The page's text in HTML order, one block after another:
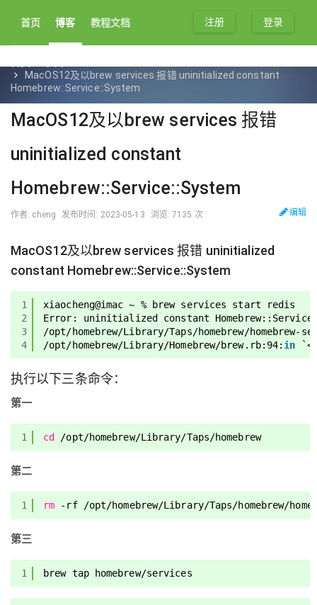
首页 博客 教程文档 登录
注册
MacOS12及以brew services 报错 uninitialized constant
Homebrew::Service::System
MacOS12及以brew services 报错
uninitialized constant
Homebrew::Service::System
作者: cheng 发布时间: 2023-05-13 浏览: 7135 次 编辑
MacOS12及以brew services 报错 uninitialized
constant Homebrew::Service::System
1
2
3
4
xiaocheng@imac ~ % brew services start redis
Error: uninitialized constant
/opt/homebrew/Library/Taps/homebrew/homebrew-
/opt/homebrew/Library/Homebrew/brew.rb:94: in
执行以下三条命令：
第一
1 cd /opt/homebrew/Library/Taps/homebrew
第二
1 rm -rf /opt/homebrew/Library/Taps/homebrew/
第三
1 brew tap homebrew/services